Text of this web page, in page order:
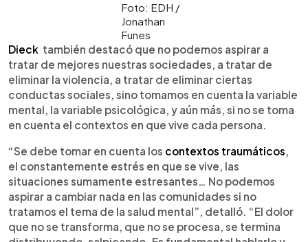
Foto: EDH /
Jonathan
Funes
Dieck también destacó que no podemos aspirar a
tratar de mejores nuestras sociedades, a tratar de
eliminar la violencia, a tratar de eliminar ciertas
conductas sociales, sino tomamos en cuenta la variable
mental, la variable psicológica, y aún más, si no se toma
en cuenta el contextos en que vive cada persona.
“Se debe tomar en cuenta los contextos traumáticos,
el constantemente estrés en que se vive, las
situaciones sumamente estresantes… No podemos
aspirar a cambiar nada en las comunidades si no
tratamos el tema de la salud mental”, detalló. “El dolor
que no se transforma, que no se procesa, se termina